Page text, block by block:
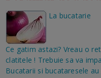
La bucatarie
Ce gatim astazi? Vreau o
clatitele ! Trebuie sa va
Bucatarii si bucataresele au